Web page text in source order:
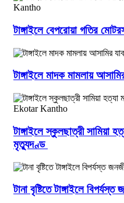
টাঙ্গাইলে বেপরোয়া গতির
টাঙ্গাইলে মাদক মামলায়
টাঙ্গাইলে স্কুলছাত্রী সামিয়া
মৃত্যুদণ্ড
টানা বৃষ্টিতে টাঙ্গাইলে বিপর্যস্ত